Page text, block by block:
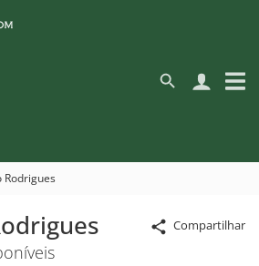
Rodrigues
Compartilhar